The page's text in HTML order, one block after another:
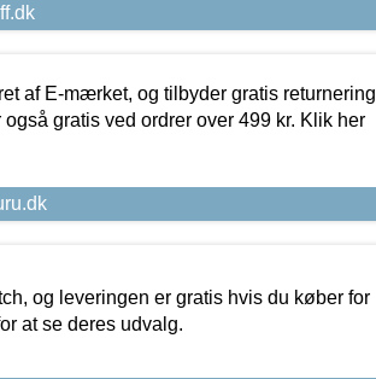
af E-mærket, og tilbyder gratis returnering
gratis ved ordrer over 499 kr. Klik her
og leveringen er gratis hvis du køber for
at se deres udvalg.